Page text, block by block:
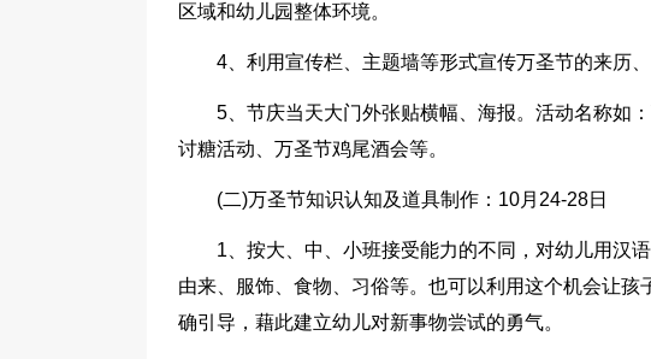
区域和幼儿园整体环境。
4、利用宣传栏、主题墙等形式宣传万圣节的来历
5、节庆当天大门外张贴横幅、海报。活动名称如
讨糖活动、万圣节鸡尾酒会等。
(二)万圣节知识认知及道具制作：10月24-28日
1、按大、中、小班接受能力的不同，对幼儿用汉
由来、服饰、食物、习俗等。也可以利用这个机会让
确引导，藉此建立幼儿对新事物尝试的勇气。